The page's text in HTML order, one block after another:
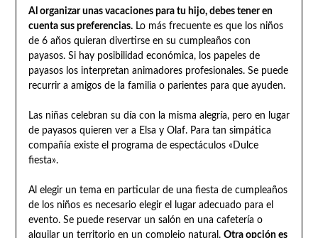
Al organizar unas vacaciones para tu hijo, debes tener en
cuenta sus preferencias.Lo más frecuente es que los niños
de 6 años quieran divertirse en su cumpleaños con
payasos. Si hay posibilidad económica, los papeles de
payasos los interpretan animadores profesionales. Se puede
recurrir a amigos de la familia o parientes para que ayuden.
Las niñas celebran su día con la misma alegría, pero en lugar
de payasos quieren ver a Elsa y Olaf. Para tan simpática
compañía existe el programa de espectáculos «Dulce
fiesta».
Al elegir un tema en particular de una fiesta de cumpleaños
de los niños es necesario elegir el lugar adecuado para el
evento. Se puede reservar un salón en una cafetería o
alquilar un territorio en un complejo natural. Otra opción es